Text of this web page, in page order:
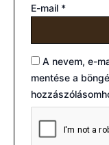
E-mail *
A nevem, e-
mentése a